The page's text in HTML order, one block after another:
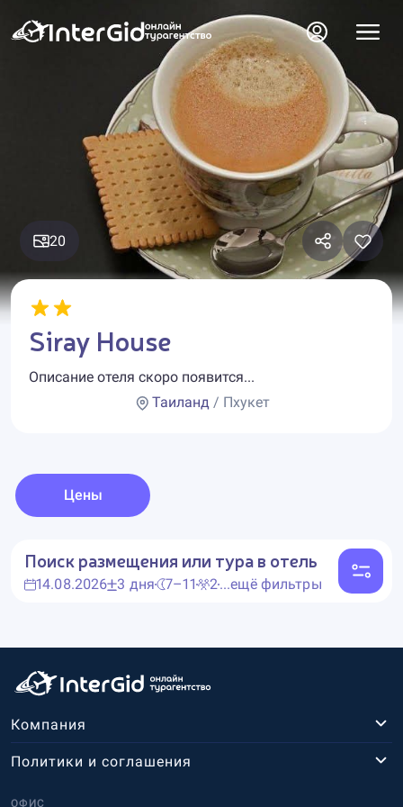
20
Siray House
Описание отеля скоро появится...
Таиланд / Пхукет
Цены
Поиск размещения или тура в отель
14.08.2026 3 дня 7–11 2...ещё фильтры
Компания
ОФИС
Политики и соглашения